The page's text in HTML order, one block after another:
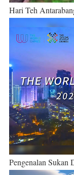
Hari Teh
Pengenalan Sukan